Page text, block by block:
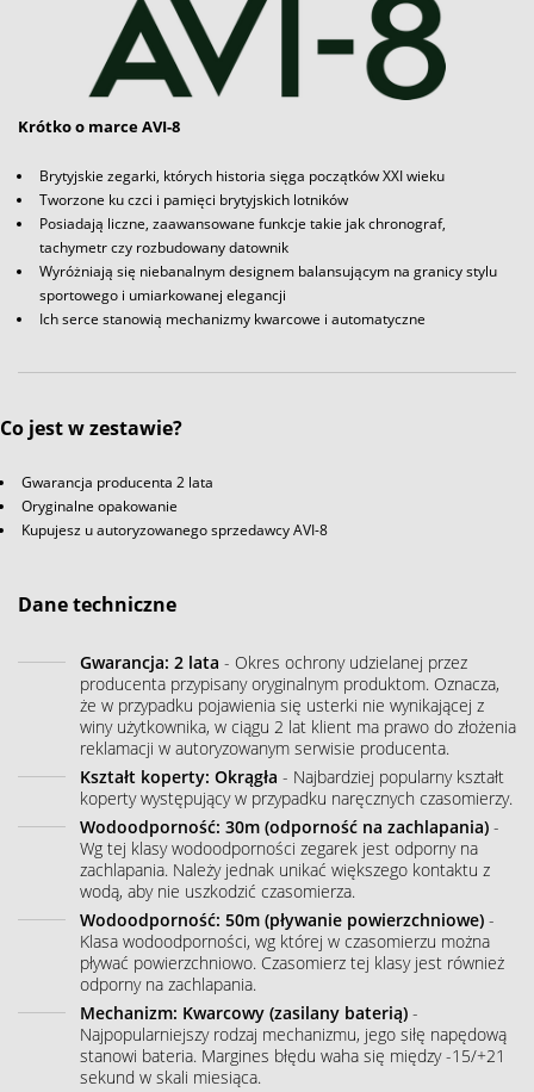
Krótko o marce AVI-8
Brytyjskie zegarki, których historia sięga początków XXI wieku
Tworzone ku czci i pamięci brytyjskich lotników
Posiadają liczne, zaawansowane funkcje takie jak chronograf,
tachymetr czy rozbudowany datownik
Wyróżniają się niebanalnym designem balansującym na granicy stylu
sportowego i umiarkowanej elegancji
Ich serce stanowią mechanizmy kwarcowe i automatyczne
Co jest w zestawie?
Gwarancja producenta 2 lata
Oryginalne opakowanie
Kupujesz u autoryzowanego sprzedawcy AVI-8
Dane techniczne
Gwarancja: 2 lata - Okres ochrony udzielanej przez
producenta przypisany oryginalnym produktom. Oznacza,
że w przypadku pojawienia się usterki nie wynikającej z
winy użytkownika, w ciągu 2 lat klient ma prawo do złożenia
reklamacji w autoryzowanym serwisie producenta.
Kształt koperty: Okrągła - Najbardziej popularny kształt
koperty występujący w przypadku naręcznych czasomierzy.
Wodoodporność: 30m (odporność na zachlapania) -
Wg tej klasy wodoodporności zegarek jest odporny na
zachlapania. Należy jednak unikać większego kontaktu z
wodą, aby nie uszkodzić czasomierza.
Wodoodporność: 50m (pływanie powierzchniowe) -
Klasa wodoodporności, wg której w czasomierzu można
pływać powierzchniowo. Czasomierz tej klasy jest również
odporny na zachlapania.
Mechanizm: Kwarcowy (zasilany baterią) -
Najpopularniejszy rodzaj mechanizmu, jego siłę napędową
stanowi bateria. Margines błędu waha się między -15/+21
sekund w skali miesiąca.